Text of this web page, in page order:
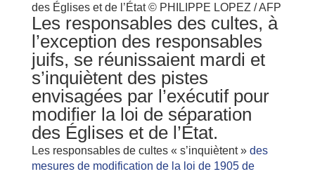
des Églises et de l’État © PHILIPPE LOPEZ / AFP
Les responsables des cultes, à
l’exception des responsables
juifs, se réunissaient mardi et
s’inquiètent des pistes
envisagées par l’exécutif pour
modifier la loi de séparation
des Églises et de l’État.
Les responsables de cultes « s’inquiètent » des
mesures de modification de la loi de 1905 de